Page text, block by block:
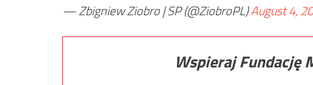
— Zbigniew Ziobro | SP (@ZiobroPL)August 4,
Wspieraj Fundację